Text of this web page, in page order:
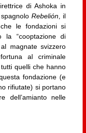
di Ashoka in
Rebelión, il
le fondazioni si
la “cooptazione di
magnate svizzero
al criminale
quelli che hanno
fondazione (e
rifiutate) si portano
dell’amianto nelle